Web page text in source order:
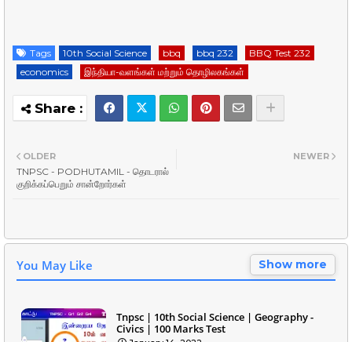
Tags 10th Social Science bbq bbq 232
BBQ Test 232
economics
இந்தியா-வளங்கள் மற்றும் தொழிலகங்கள்
NEWER
OLDER
TNPSC - PODHUTAMIL - தொடரால்
குறிக்கப்பெறும் சான்றோர்கள்
You May Like Show more
Tnpsc | 10th Social Science | Geography -
Civics | 100 Marks Test